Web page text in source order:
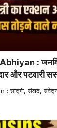
:
और पटवारी
सादगी, संवाद,